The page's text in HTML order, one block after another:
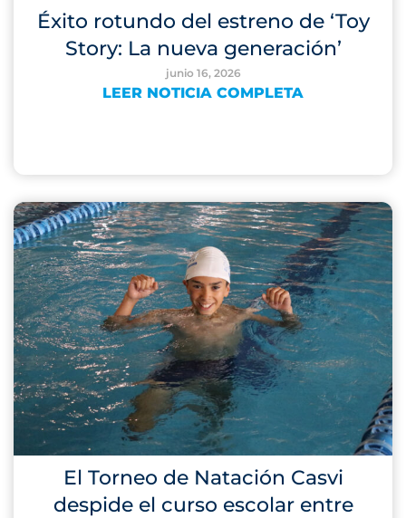
Éxito rotundo del estreno de ‘Toy
Story: La nueva generación’
junio 16, 2026
LEER NOTICIA COMPLETA
El Torneo de Natación Casvi
despide el curso escolar entre